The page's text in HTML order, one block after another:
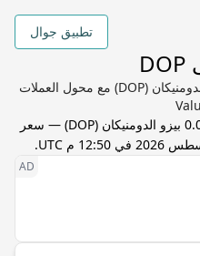
تطبيق جوال
تحويل دينار عراقي (IQD) إلى بيزو الدومنيكان (DOP) مع محول العملات
بيزو الدومنيكان (
DOP) — سعر
.